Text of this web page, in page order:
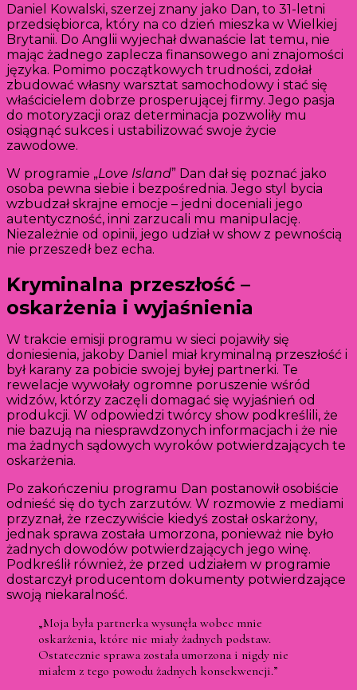
Daniel Kowalski, szerzej znany jako Dan, to 31-letni
przedsiębiorca, który na co dzień mieszka w Wielkiej
Brytanii. Do Anglii wyjechał dwanaście lat temu, nie
mając żadnego zaplecza finansowego ani znajomości
języka. Pomimo początkowych trudności, zdołał
zbudować własny warsztat samochodowy i stać się
właścicielem dobrze prosperującej firmy. Jego pasja
do motoryzacji oraz determinacja pozwoliły mu
osiągnąć sukces i ustabilizować swoje życie
zawodowe.
W programie „Love Island” Dan dał się poznać jako
osoba pewna siebie i bezpośrednia. Jego styl bycia
wzbudzał skrajne emocje – jedni doceniali jego
autentyczność, inni zarzucali mu manipulację.
Niezależnie od opinii, jego udział w show z pewnością
nie przeszedł bez echa.
Kryminalna przeszłość –
oskarżenia i wyjaśnienia
W trakcie emisji programu w sieci pojawiły się
doniesienia, jakoby Daniel miał kryminalną przeszłość i
był karany za pobicie swojej byłej partnerki. Te
rewelacje wywołały ogromne poruszenie wśród
widzów, którzy zaczęli domagać się wyjaśnień od
produkcji. W odpowiedzi twórcy show podkreślili, że
nie bazują na niesprawdzonych informacjach i że nie
ma żadnych sądowych wyroków potwierdzających te
oskarżenia.
Po zakończeniu programu Dan postanowił osobiście
odnieść się do tych zarzutów. W rozmowie z mediami
przyznał, że rzeczywiście kiedyś został oskarżony,
jednak sprawa została umorzona, ponieważ nie było
żadnych dowodów potwierdzających jego winę.
Podkreślił również, że przed udziałem w programie
dostarczył producentom dokumenty potwierdzające
swoją niekaralność.
„Moja była partnerka wysunęła wobec mnie
oskarżenia, które nie miały żadnych podstaw.
Ostatecznie sprawa została umorzona i nigdy nie
miałem z tego powodu żadnych konsekwencji.”